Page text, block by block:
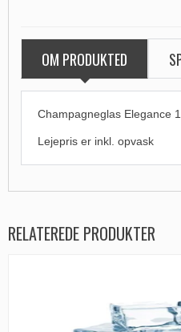
OM PRODUKTED
Champagneglas Elegance
Lejepris er inkl. opvask
RELATEREDE PRODUKTER